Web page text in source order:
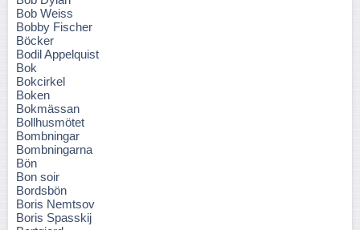
Bob Weiss
Bobby Fischer
Böcker
Bodil Appelquist
Bok
Bokcirkel
Boken
Bokmässan
Bollhusmötet
Bombningar
Bombningarna
Bön
Bon soir
Bordsbön
Boris Nemtsov
Boris Spasskij